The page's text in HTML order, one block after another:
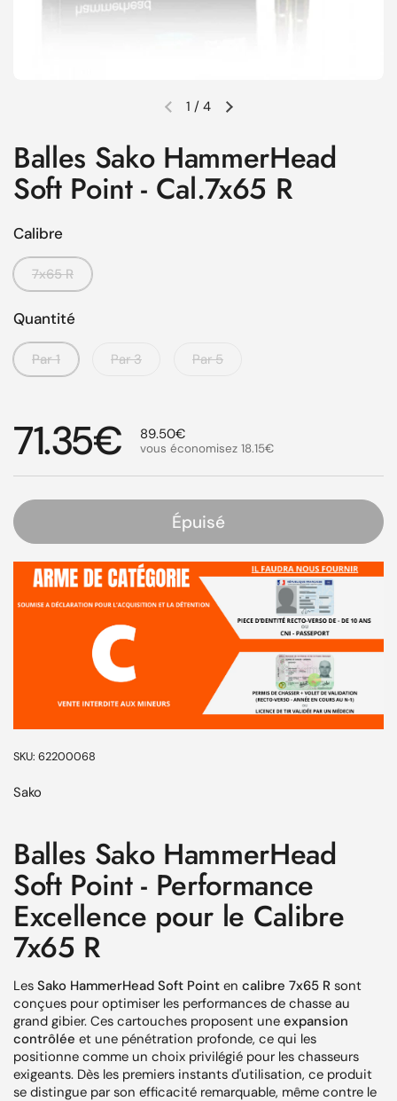
Diapositive précédente
Diapositive suivante
1 / 4
Balles Sako HammerHead
Soft Point - Cal.7x65 R
Calibre
7x65 R
Quantité
Par 1 Par 3 Par 5
Prix régulier
71.35€ Prix de solde
89.50€
vous économisez18.15€
Épuisé
SKU: 62200068
Sako
Balles Sako HammerHead
Soft Point - Performance
Excellence pour le Calibre
7x65 R
Les Sako HammerHead Soft Point en calibre 7x65 R sont
conçues pour optimiser les performances de chasse au
grand gibier. Ces cartouches proposent une expansion
contrôlée et une pénétration profonde, ce qui les
positionne comme un choix privilégié pour les chasseurs
exigeants. Dès les premiers instants d'utilisation, ce produit
se distingue par son efficacité remarquable, même contre le